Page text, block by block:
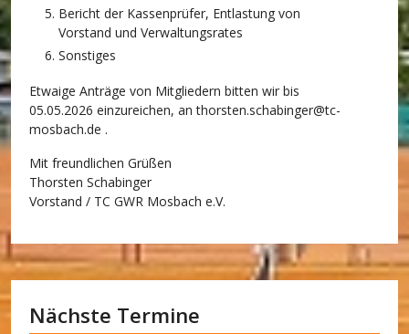
Bericht der Kassenprüfer, Entlastung von
Vorstand und Verwaltungsrates
Sonstiges
Etwaige Anträge von Mitgliedern bitten wir bis
05.05.2026 einzureichen, anthorsten.schabinger@tc-
mosbach.de .
Mit freundlichen Grüßen
Thorsten Schabinger
Vorstand / TC GWR Mosbach e.V.
Nächste Termine